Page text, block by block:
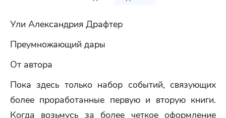
Ули Александрия Драфтер
Преумножающий дары
От автора
Пока здесь только набор событий, связующих
более проработанные первую и вторую книги.
Когда возьмусь за более четкое оформление